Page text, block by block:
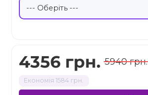
4356 грн. 5940 грн.
Економія 1584 грн.